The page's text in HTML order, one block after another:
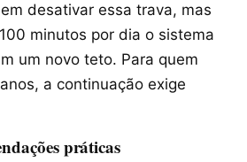
desativar essa trava, mas
minutos por dia o sistema
um novo teto. Para quem
a continuação exige
práticas